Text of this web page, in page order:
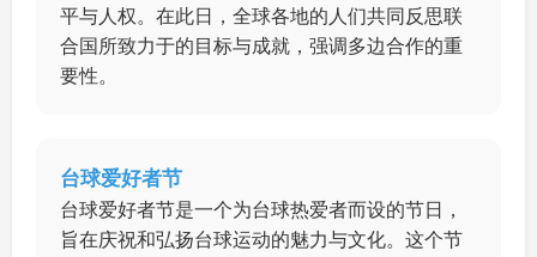
平与人权。在此日，全球各地的人们共同反思联
合国所致力于的目标与成就，强调多边合作的重
要性。
台球爱好者节
台球爱好者节是一个为台球热爱者而设的节日，
旨在庆祝和弘扬台球运动的魅力与文化。这个节